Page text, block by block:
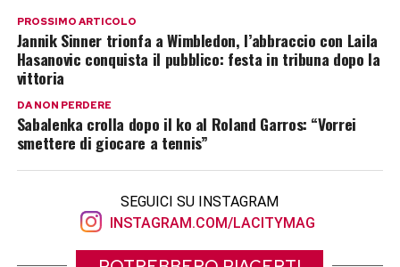
PROSSIMO ARTICOLO
Jannik Sinner trionfa a Wimbledon, l’abbraccio con Laila
Hasanovic conquista il pubblico: festa in tribuna dopo la
vittoria
DA NON PERDERE
Sabalenka crolla dopo il ko al Roland Garros: “Vorrei
smettere di giocare a tennis”
SEGUICI SU INSTAGRAM
INSTAGRAM.COM/LACITYMAG